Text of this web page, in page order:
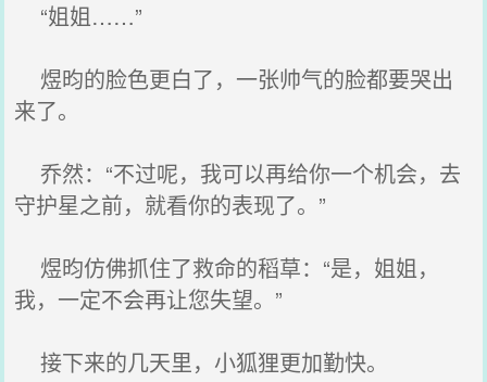
“姐姐……”
煜昀的脸色更白了，一张帅气的脸都要哭出
来了。
乔然：“不过呢，我可以再给你一个机会，去
守护星之前，就看你的表现了。”
煜昀仿佛抓住了救命的稻草：“是，姐姐，
我，一定不会再让您失望。”
接下来的几天里，小狐狸更加勤快。